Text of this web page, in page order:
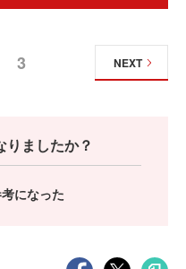
3 NEXT
りましたか？
になった